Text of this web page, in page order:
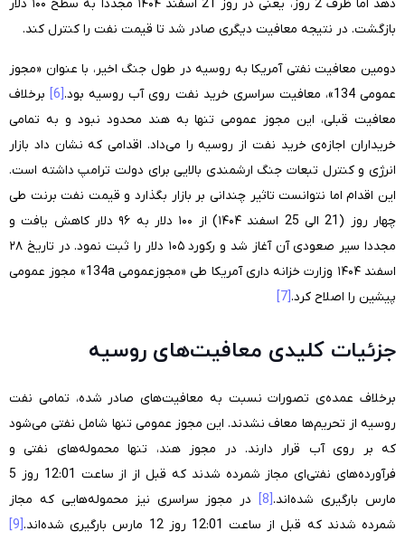
دهد اما ظرف 2 روز، یعنی در روز 21 اسفند ۱۴۰۴ مجددا به سطح ۱۰۰ دلار
بازگشت. در نتیجه معافیت دیگری صادر شد تا قیمت نفت را کنترل کند.
دومین معافیت نفتی آمریکا به روسیه در طول جنگ اخیر، با عنوان «مجوز
عمومی 134»، معافیت سراسری خرید نفت روی آب روسیه بود.
[6]
برخلاف
معافیت قبلی، این مجوز عمومی تنها به هند محدود نبود و به تمامی
خریداران اجازه‌ی خرید نفت از روسیه را می‌داد. اقدامی که نشان داد بازار
انرژی و کنترل تبعات جنگ ارشمندی بالایی برای دولت ترامپ داشته است.
این اقدام اما نتوانست تاثیر چندانی بر بازار بگذارد و قیمت نفت برنت طی
چهار روز (21 الی 25 اسفند ۱۴۰۴) از ۱۰۰ دلار به ۹۶ دلار کاهش یافت و
مجددا سیر صعودی آن آغاز شد و رکورد ۱۰۵ دلار را ثبت نمود. در تاریخ ۲۸
اسفند ۱۴۰۴ وزارت خزانه داری آمریکا طی «مجوزعمومی 134
a
» مجوز عمومی
پیشین را اصلاح کرد.[7]
جزئیات کلیدی معافیت‌های روسیه
برخلاف عمده‌ی تصورات نسبت به معافیت‌های صادر شده، تمامی نفت
روسیه از تحریم‌ها معاف نشدند. این مجوز عمومی تنها شامل نفتی می‌شود
که بر روی آب قرار دارند. در مجوز هند، تنها محموله‌های نفتی و
فرآورده‌های نفتی‌ای مجاز شمرده شدند که قبل از از ساعت 12:01 روز 5
مارس بارگیری شده‌اند.[8]
در مجوز سراسری نیز محموله‌هایی که مجاز
شمرده شدند که قبل از ساعت 12:01 روز 12 مارس بارگیری شده‌اند.
[9]